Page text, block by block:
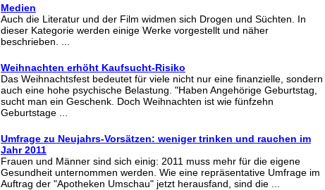
Medien
Auch die Literatur und der Film widmen sich Drogen und Süchten. In
dieser Kategorie werden einige Werke vorgestellt und näher
beschrieben. ...
Weihnachten erhöht Kaufsucht-Risiko
Das Weihnachtsfest bedeutet für viele nicht nur eine finanzielle, sondern
auch eine hohe psychische Belastung. "Haben Angehörige Geburtstag,
sucht man ein Geschenk. Doch Weihnachten ist wie fünfzehn
Geburtstage ...
Umfrage zu Neujahrs-Vorsätzen: weniger trinken und rauchen im
Jahr 2011
Frauen und Männer sind sich einig: 2011 muss mehr für die eigene
Gesundheit unternommen werden. Wie eine repräsentative Umfrage im
Auftrag der "Apotheken Umschau" jetzt herausfand, sind die ...